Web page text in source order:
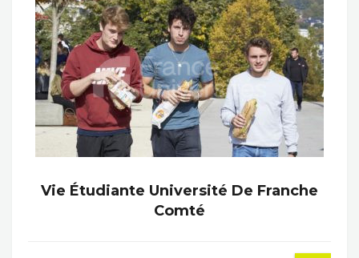
Vie Étudiante Université De Franche
Comté